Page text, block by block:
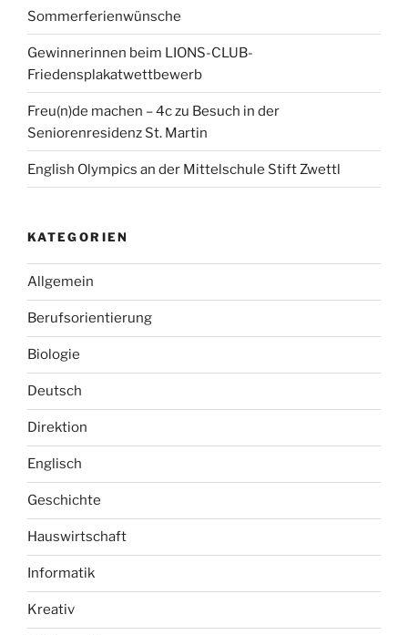
Sommerferienwünsche
Gewinnerinnen beim LIONS-CLUB-
Friedensplakatwettbewerb
Freu(n)de machen – 4c zu Besuch in der
Seniorenresidenz St. Martin
English Olympics an der Mittelschule Stift Zwettl
KATEGORIEN
Allgemein
Berufsorientierung
Biologie
Deutsch
Direktion
Englisch
Geschichte
Hauswirtschaft
Informatik
Kreativ